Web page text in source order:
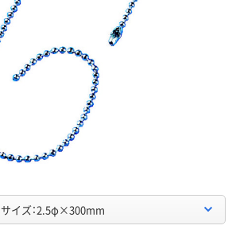
サイズ：2.5φ×300mm